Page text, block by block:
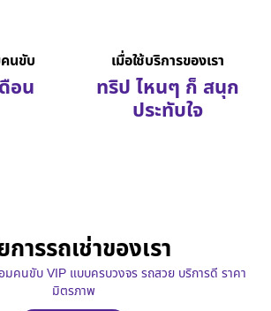
นขับ
อน
เมื่อใช้บริการของเรา
ทริป ไหนๆ ก็ สนุก
ประทับใจ
การรถเช่าของเรา
มคนขับ VIP แบบครบวงจร รถสวย บริการดี ราคา
มิตรภาพ